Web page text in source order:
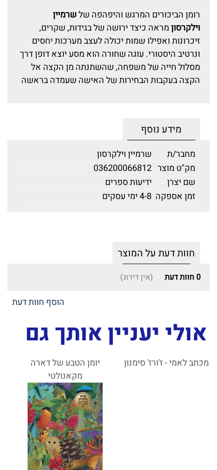
רומן הביכורים המרגש והיפהפה שלשרמיין
וילקרסוןמראה כיצד ירושה של בגידות, שקרים,
זיכרונות ואפילו שמות יכולה לעצב מערכות יחסים
ונרטיב היסטורי. עוגה שחורה הוא מסע יוצא דופן דרך
מסלול חייה של משפחה, שהשתנתה מן הקצה אל
הקצה בעקבות הבחירות של האישה שעמדה בראשה
מידע נוסף
מחבר/ת
שרמיין וילקרסון
מק"ט מוצר 036200066812
שם יצרן
ידיעות ספרים
זמן אספקה 4-8 ימי עסקים
חוות דעת על המוצר
0 חוות דעת (אין דירוג)
הוסף חוות דעת
אולי יעניין אותך גם
מכתב לאמי - ז'ורז' סימנון
יומן הטבע של דארה
מקאנולטי